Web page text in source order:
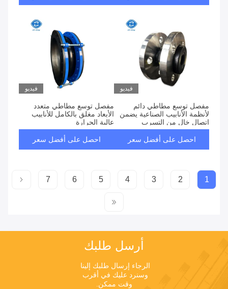
فيديو
مفصل توسع مطاطي دائم
لأنظمة الأنابيب الصناعية يضمن
اتصال خال من التسرب
وامتصاص الاهتزازات
احصل على أفضل سعر
فيديو
مفصل توسع مطاطي متعدد
الأبعاد مغلق بالكامل للأنابيب
عالية الحرارة
احصل على أفضل سعر
1
2
3
4
5
6
7
أرسل طلبك
وقت ممكن.